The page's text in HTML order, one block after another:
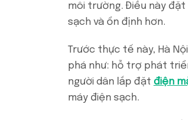
môi trường. Điều này
sạch và ổn định hơn.
Trước thực tế này, Hà
phá như: hỗ trợ phát
người dân lắp đặt điện
máy điện sạch.